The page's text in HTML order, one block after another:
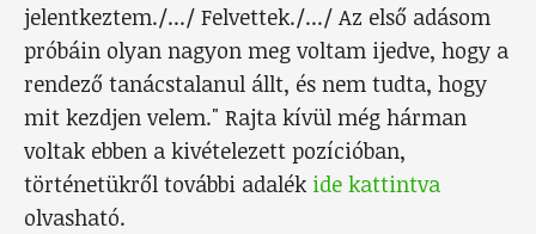
jelentkeztem./.../ Felvettek./.../ Az első adásom
próbáin olyan nagyon meg voltam ijedve, hogy a
rendező tanácstalanul állt, és nem tudta, hogy
mit kezdjen velem." Rajta kívül még hárman
voltak ebben a kivételezett pozícióban,
történetükről további adalék ide kattintva
olvasható.